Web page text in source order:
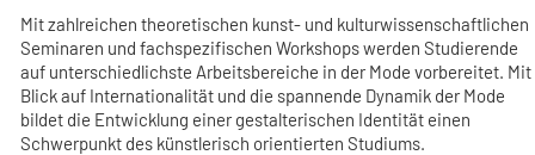
Mit zahlreichen theoretischen kunst- und kulturwissenschaftlichen
Seminaren und fachspezifischen Workshops werden Studierende
auf unterschiedlichste Arbeitsbereiche in der Mode vorbereitet. Mit
Blick auf Internationalität und die spannende Dynamik der Mode
bildet die Entwicklung einer gestalterischen Identität einen
Schwerpunkt des künstlerisch orientierten Studiums.